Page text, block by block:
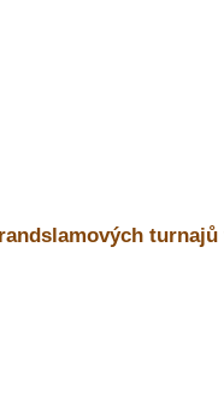
turnajů